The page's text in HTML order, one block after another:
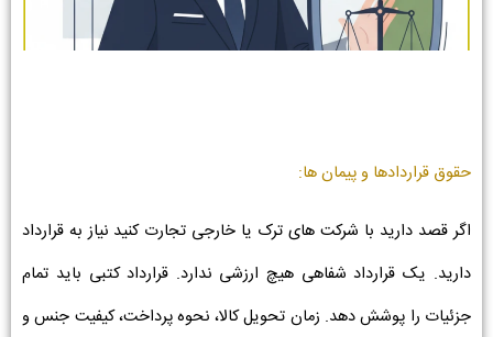
حقوق قراردادها و پیمان ها:
اگر قصد دارید با شرکت های ترک یا خارجی تجارت کنید نیاز به قرارداد
دارید. یک قرارداد شفاهی هیچ ارزشی ندارد. قرارداد کتبی باید تمام
جزئیات را پوشش دهد. زمان تحویل کالا، نحوه پرداخت، کیفیت جنس و